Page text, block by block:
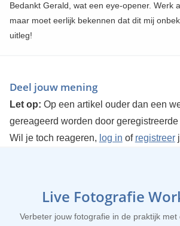
Bedankt Gerald, wat een eye-opener. Werk
maar moet eerlijk bekennen dat dit mij
uitleg!
Deel jouw mening
Let op: Op een artikel ouder dan een
gereageerd worden door
Wil je toch reageren, log in of registreer
Live Fotografie
Verbeter jouw fotografie in de praktijk met